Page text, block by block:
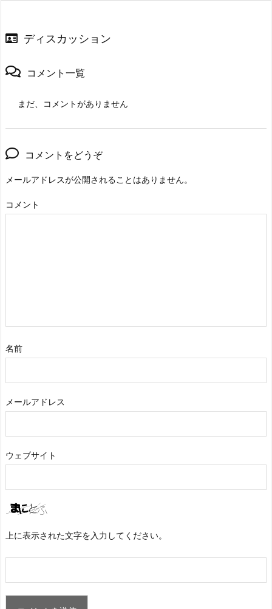
ディスカッション
コメント一覧
まだ、コメントがありません
コメントをどうぞ
メールアドレスが公開されることはありません。
コメント
名前
メールアドレス
ウェブサイト
上に表示された文字を入力してください。